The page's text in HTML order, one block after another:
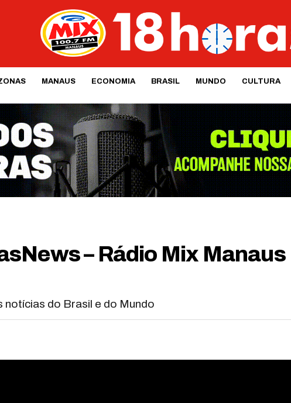
MANAUS ECONOMIA BRASIL MUNDO CULTURA
– Rádio Mix Manaus
notícias do Brasil e do Mundo